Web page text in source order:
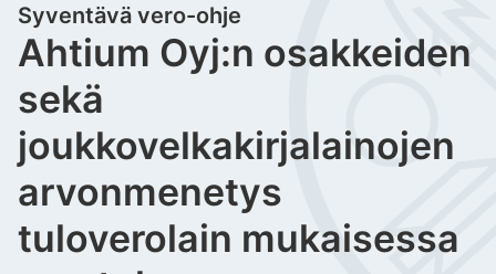
Ahtium Oyj:n osakkeiden
sekä
joukkovelkakirjalainojen
arvonmenetys
tuloverolain mukaisessa
Syventävä vero-ohje